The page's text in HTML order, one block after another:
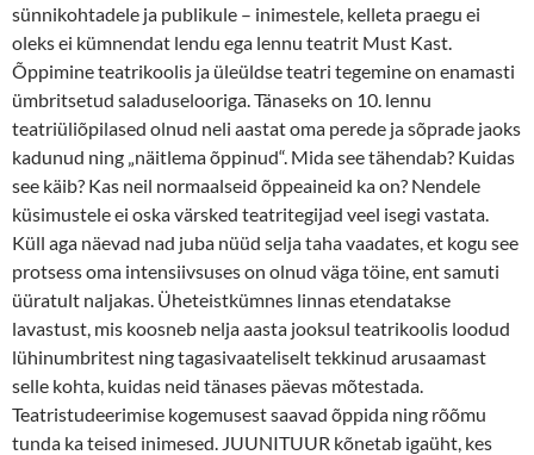
sünnikohtadele ja publikule – inimestele, kelleta praegu ei
oleks ei kümnendat lendu ega lennu teatrit Must Kast.
Õppimine teatrikoolis ja üleüldse teatri tegemine on enamasti
ümbritsetud saladuselooriga. Tänaseks on 10. lennu
teatriüliõpilased olnud neli aastat oma perede ja sõprade jaoks
kadunud ning „näitlema õppinud“. Mida see tähendab? Kuidas
see käib? Kas neil normaalseid õppeaineid ka on? Nendele
küsimustele ei oska värsked teatritegijad veel isegi vastata.
Küll aga näevad nad juba nüüd selja taha vaadates, et kogu see
protsess oma intensiivsuses on olnud väga töine, ent samuti
üüratult naljakas. Üheteistkümnes linnas etendatakse
lavastust, mis koosneb nelja aasta jooksul teatrikoolis loodud
lühinumbritest ning tagasivaateliselt tekkinud arusaamast
selle kohta, kuidas neid tänases päevas mõtestada.
Teatristudeerimise kogemusest saavad õppida ning rõõmu
tunda ka teised inimesed. JUUNITUUR kõnetab igaüht, kes